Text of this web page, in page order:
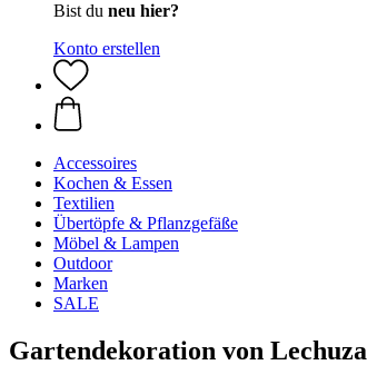
Bist du neu hier?
Konto erstellen
Accessoires
Kochen & Essen
Textilien
Übertöpfe & Pflanzgefäße
Möbel & Lampen
Outdoor
Marken
SALE
Gartendekoration von Lechuza